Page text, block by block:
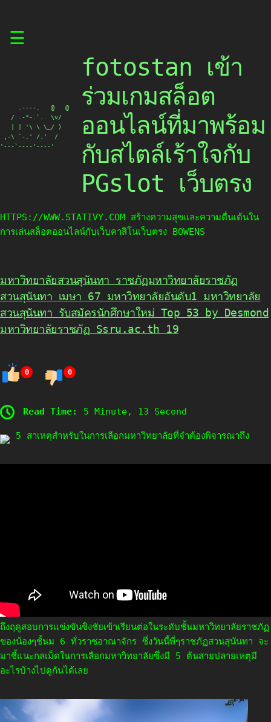
☰
     .----.   @   @
   / .-"-.`.  \v/
   | | '\ \ \_/ )
,-\ `-.' /.'  /
'---`----'----'
fotostan เข้า
ร่วมเกมสล็อต
ออนไลน์ที่มาพร้อม
กับสไตล์เร้าใจกับ
PGslot เว็บตรง
HTTPS://WWW.STATIVY.COM สร้างความสุขและความตื่นเต้นใน
การเล่นสล็อตออนไลน์กับเว็บคาสิโนเว็บตรง BOWENS
มหาวิทยาลัยสวนสุนันทา ราชภัฏมหาวิทยาลัยราชภัฏ
สวนสุนันทา เมษา 67 มหาวิทยาลัยอันดับ1 มหาวิทยาลัย
สวนสุนันทา รับสมัครนักศึกษาใหม่ Top 53 by Desmond
มหาวิทยาลัยราชภัฏ Ssru.ac.th 19
0 0
Read Time: 5 Minute, 13 Second
5 สาเหตุสำหรับในการเลือกมหาวิทยาลัยที่จำต้องพิจารณาถึง
ถึงฤดูสอบการแข่งขันชิงชัยเข้าเรียนต่อในระดับชั้นมหาวิทยาลัยราชภัฏ
ของน้องๆชั้นม 6 ทั่วราชอาณาจักร ซึ่งวันนี้พี่ๆราชภัฏสวนสุนันทา จะ
มาชี้แนะกลเม็ดในการเลือกมหาวิทยาลัยซึ่งมี 5 ต้นสายปลายเหตุมี
อะไรบ้างไปดูกันได้เลย